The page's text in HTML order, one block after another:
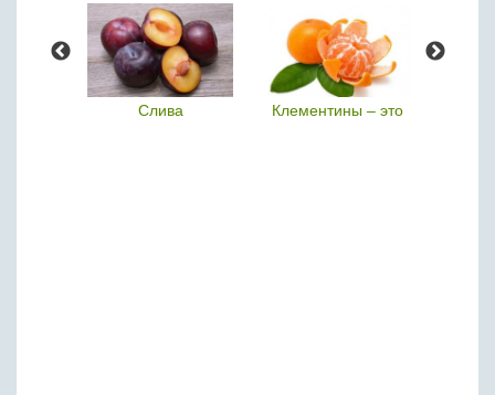
Слива Клементины – это